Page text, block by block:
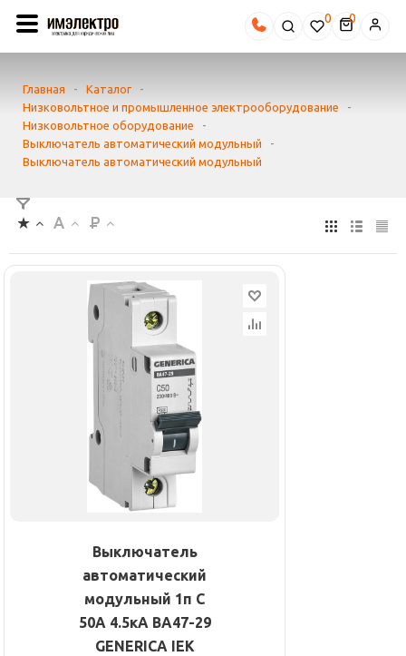
0
Главная - Каталог
-
Низковольтное и промышленное электрооборудование
-
Низковольтное оборудование
-
Выключатель автоматический модульный
-
Выключатель автоматический модульный
Выключатель
автоматический
модульный 1п C
50А 4.5кА ВА47-29
GENERICA IEK